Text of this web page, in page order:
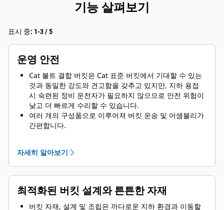
기능 살펴보기
표시 중: 1-3 / 5
운영 안전
Cat 볼트 결합 버킷은 Cat 표준 버킷에서 기대할 수 있는
것과 동일한 강도와 견고함을 갖추고 있지만, 지하 용접
시 숙련된 정비 운전자가 필요하지 않으므로 안전 위험이
낮고 더 빠르게 수리할 수 있습니다.
여러 개의 구성품으로 이루어져 버킷 운송 및 어셈블리가
간편합니다.
소합니다 .
자세히 알아보기
최적화된 버킷 설계와 튼튼한 자재
버킷 자재, 설계 및 조립은 까다로운 지하 환경과 이동할